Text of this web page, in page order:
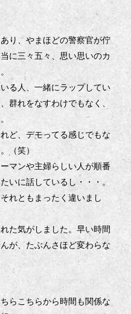
り、やまほどの警察官が佇
に三々五々、思い思いのカ
る人、一緒にラップしてい
群れをなすわけでもなく、
ど、デモってる感じでもな
（笑）
マンや主婦らしい人が順番
いに話しているし・・・。
れともまったく違いまし
た気がしました。早い時間
が、たぶんさほど変わらな
らこちらから時間も関係な